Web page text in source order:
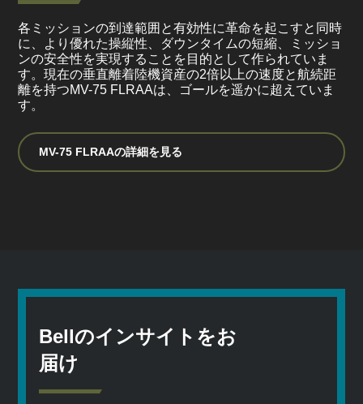
各ミッションの到達範囲と有効性に革命を起こすと同時
に、より優れた操縦性、ダウンタイムの短縮、ミッショ
ンの安全性を実現することを目的として作られていま
す。現在の垂直離着陸機資産の2倍以上の速度と航続距
離を持つMV-75 FLRAAは、ゴールを遥かに超えていま
す。
MV-75 FLRAAの詳細を見る
Bellのインサイトをお
届け